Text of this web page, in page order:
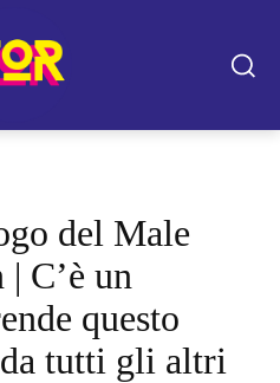
del Male
C’è un
questo
tutti gli altri